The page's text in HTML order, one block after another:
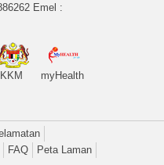
Emel :
KKM myHealth
FAQ Peta Laman